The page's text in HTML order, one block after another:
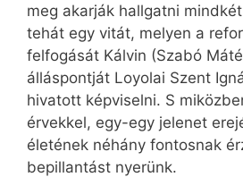
meg akarják hallgatni
tehát egy vitát, melyen a
felfogását Kálvin (Szabó
álláspontját Loyolai Szent
hivatott képviselni. S
érvekkel, egy-egy jelenet
életének néhány fontosnak
bepillantást nyerünk.